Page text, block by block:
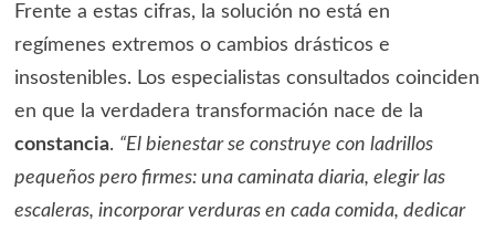
Frente a estas cifras, la solución no está en
regímenes extremos o cambios drásticos e
insostenibles. Los especialistas consultados coinciden
en que la verdadera transformación nace de la
constancia. “El bienestar se construye con ladrillos
pequeños pero firmes: una caminata diaria, elegir las
escaleras, incorporar verduras en cada comida, dedicar